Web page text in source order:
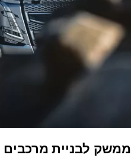
ממשק לבניית מרכבים